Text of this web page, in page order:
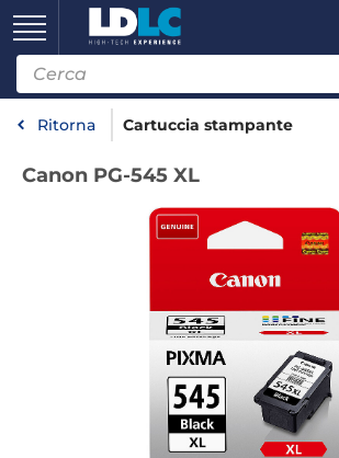
Ritorna Cartuccia stampante
Canon PG-545 XL